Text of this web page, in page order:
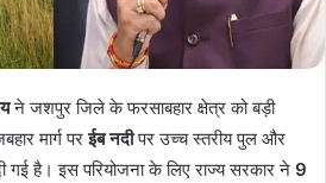
ने जशपुर जिले के फरसाबहार क्षेत्र को बड़ी
मार्ग परईब नदीपर उच्च स्तरीय पुल और
गई है। इस परियोजना के लिए राज्य सरकार ने 9